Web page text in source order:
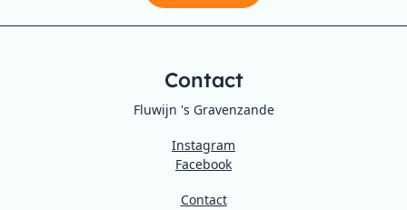
Contact
Fluwijn 's Gravenzande
Instagram
Facebook
Contact